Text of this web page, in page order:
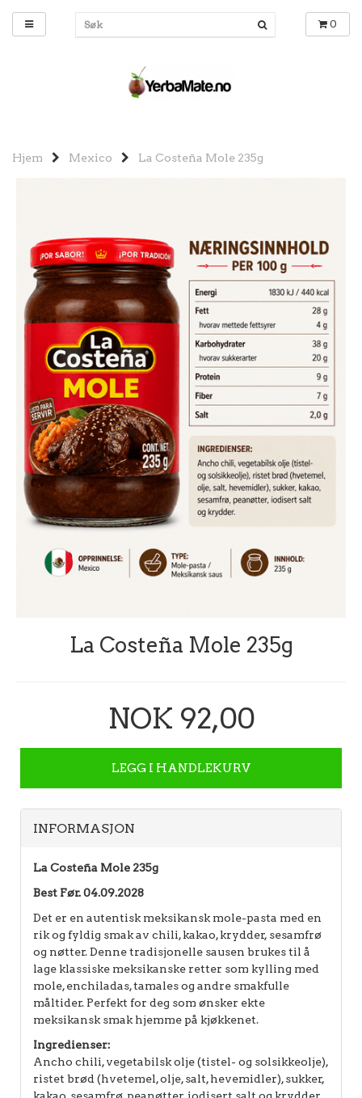
0
Hjem Mexico La Costeña Mole 235g
La Costeña Mole 235g
NOK 92,00
LEGG I HANDLEKURV
INFORMASJON
La Costeña Mole 235g
Best Før. 04.09.2028
Det er en autentisk meksikansk mole-pasta med en
rik og fyldig smak av chili, kakao, krydder, sesamfrø
og nøtter. Denne tradisjonelle sausen brukes til å
lage klassiske meksikanske retter som kylling med
mole, enchiladas, tamales og andre smakfulle
måltider. Perfekt for deg som ønsker ekte
meksikansk smak hjemme på kjøkkenet.
Ingredienser:
Ancho chili, vegetabilsk olje (tistel- og solsikkeolje),
ristet brød (hvetemel, olje, salt, hevemidler), sukker,